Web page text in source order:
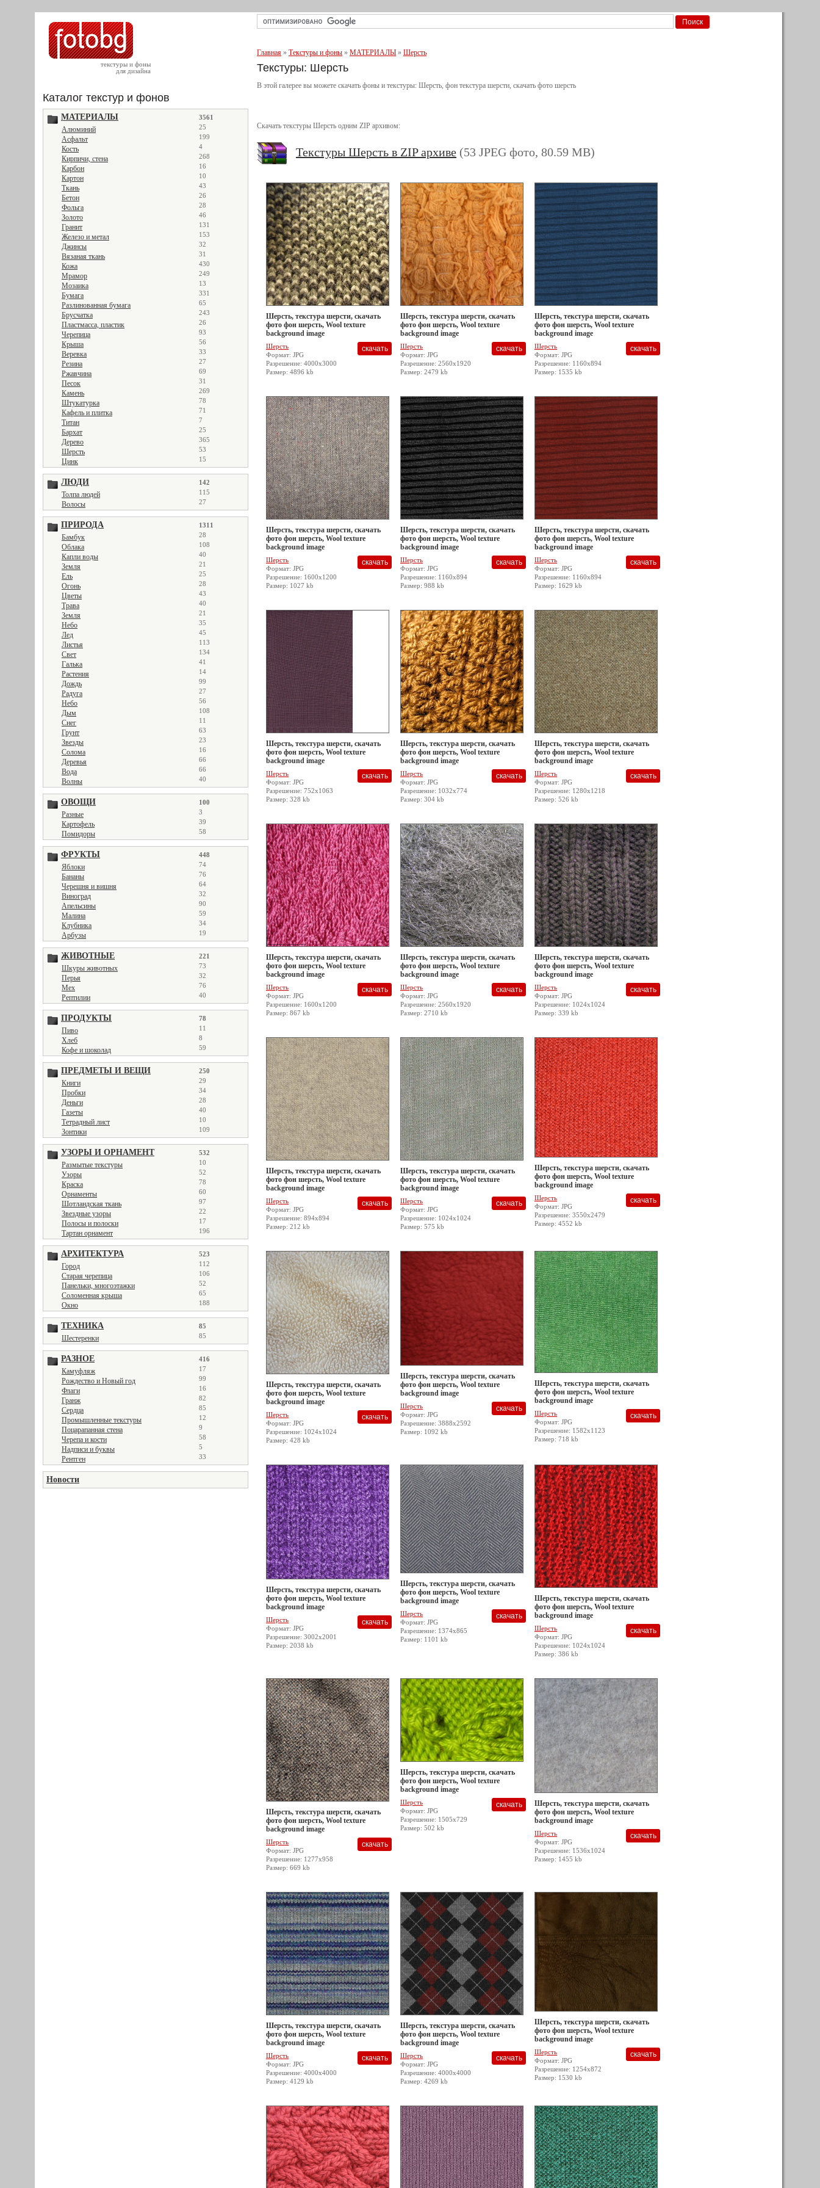
текстуры и фоны
для дизайна
Каталог текстур и фонов
МАТЕРИАЛЫ 3561
Алюминий 25
Асфальт 199
Кость 4
Кирпичи, стена 268
Карбон 16
Картон 10
Ткань 43
Бетон 26
Фольга 28
Золото 46
Гранит 131
Железо и метал 153
Джинсы 32
Вязаная ткань 31
Кожа 430
Мрамор 249
Мозаика 13
Бумага 331
Разлинованная бумага 65
Брусчатка 243
Пластмасса, пластик 26
Черепица 93
Крыша 56
Веревка 33
Резина 27
Ржавчина 69
Песок 31
Камень 269
Штукатурка 78
Кафель и плитка 71
Титан 7
Бархат 25
Дерево 365
Шерсть 53
Цинк 15
ЛЮДИ 142
Толпа людей 115
Волосы 27
ПРИРОДА 1311
Бамбук 28
Облака 108
Капли воды 40
Земля 21
Ель 25
Огонь 28
Цветы 43
Трава 40
Земля 21
Небо 35
Лед 45
Листья 113
Свет 134
Галька 41
Растения 14
Дождь 99
Радуга 27
Небо 56
Дым 108
Снег 11
Грунт 63
Звезды 23
Солома 16
Деревья 66
Вода 66
Волны 40
ОВОЩИ 100
Разные 3
Картофель 39
Помидоры 58
ФРУКТЫ 448
Яблоки 74
Бананы 76
Черешня и вишня 64
Виноград 32
Апельсины 90
Малина 59
Клубника 34
Арбузы 19
ЖИВОТНЫЕ 221
Шкуры животных 73
Перья 32
Мех 76
Рептилии 40
ПРОДУКТЫ 78
Пиво 11
Хлеб 8
Кофе и шоколад 59
ПРЕДМЕТЫ И ВЕЩИ 250
Книги 29
Пробки 34
Деньги 28
Газеты 40
Тетрадный лист 10
Зонтики 109
УЗОРЫ И ОРНАМЕНТ 532
Размытые текстуры 10
Узоры 52
Краска 78
Орнаменты 60
Шотландская ткань 97
Звездные узоры 22
Полосы и полоски 17
Тартан орнамент 196
АРХИТЕКТУРА 523
Город 112
Старая черепица 106
Панельки, многоэтажки 52
Соломенная крыша 65
Окно 188
ТЕХНИКА 85
Шестеренки 85
РАЗНОЕ 416
Камуфляж 17
Рождество и Новый год 99
Флаги 16
Гранж 82
Сердца 85
Промышленные текстуры 12
Поцарапанная стена 9
Черепа и кости 58
Надписи и буквы 5
Рентген 33
Новости
Главная » Текстуры и фоны » МАТЕРИАЛЫ » Шерсть
Текстуры: Шерсть
В этой галерее вы можете скачать фоны и текстуры: Шерсть, фон текстура шерсти, скачать фото шерсть
Скачать текстуры Шерсть одним ZIP архивом:
Текстуры Шерсть в ZIP архиве (53 JPEG фото, 80.59 MB)
Шерсть, текстура шерсти, скачать
фото фон шерсть, Wool texture
background image
Шерсть
Формат: JPG
Разрешение: 4000x3000
Размер: 4896 kb
Шерсть, текстура шерсти, скачать
фото фон шерсть, Wool texture
background image
Шерсть
Формат: JPG
Разрешение: 2560x1920
Размер: 2479 kb
Шерсть, текстура шерсти, скачать
фото фон шерсть, Wool texture
background image
Шерсть
Формат: JPG
Разрешение: 1160x894
Размер: 1535 kb
Шерсть, текстура шерсти, скачать
фото фон шерсть, Wool texture
background image
Шерсть
Формат: JPG
Разрешение: 1600x1200
Размер: 1027 kb
Шерсть, текстура шерсти, скачать
фото фон шерсть, Wool texture
background image
Шерсть
Формат: JPG
Разрешение: 1160x894
Размер: 988 kb
Шерсть, текстура шерсти, скачать
фото фон шерсть, Wool texture
background image
Шерсть
Формат: JPG
Разрешение: 1160x894
Размер: 1629 kb
Шерсть, текстура шерсти, скачать
фото фон шерсть, Wool texture
background image
Шерсть
Формат: JPG
Разрешение: 752x1063
Размер: 328 kb
Шерсть, текстура шерсти, скачать
фото фон шерсть, Wool texture
background image
Шерсть
Формат: JPG
Разрешение: 1032x774
Размер: 304 kb
Шерсть, текстура шерсти, скачать
фото фон шерсть, Wool texture
background image
Шерсть
Формат: JPG
Разрешение: 1280x1218
Размер: 526 kb
Шерсть, текстура шерсти, скачать
фото фон шерсть, Wool texture
background image
Шерсть
Формат: JPG
Разрешение: 1600x1200
Размер: 867 kb
Шерсть, текстура шерсти, скачать
фото фон шерсть, Wool texture
background image
Шерсть
Формат: JPG
Разрешение: 2560x1920
Размер: 2710 kb
Шерсть, текстура шерсти, скачать
фото фон шерсть, Wool texture
background image
Шерсть
Формат: JPG
Разрешение: 1024x1024
Размер: 339 kb
Шерсть, текстура шерсти, скачать
фото фон шерсть, Wool texture
background image
Шерсть
Формат: JPG
Разрешение: 894x894
Размер: 212 kb
Шерсть, текстура шерсти, скачать
фото фон шерсть, Wool texture
background image
Шерсть
Формат: JPG
Разрешение: 1024x1024
Размер: 575 kb
Шерсть, текстура шерсти, скачать
фото фон шерсть, Wool texture
background image
Шерсть
Формат: JPG
Разрешение: 3550x2479
Размер: 4552 kb
Шерсть, текстура шерсти, скачать
фото фон шерсть, Wool texture
background image
Шерсть
Формат: JPG
Разрешение: 1024x1024
Размер: 428 kb
Шерсть, текстура шерсти, скачать
фото фон шерсть, Wool texture
background image
Шерсть
Формат: JPG
Разрешение: 3888x2592
Размер: 1092 kb
Шерсть, текстура шерсти, скачать
фото фон шерсть, Wool texture
background image
Шерсть
Формат: JPG
Разрешение: 1582x1123
Размер: 718 kb
Шерсть, текстура шерсти, скачать
фото фон шерсть, Wool texture
background image
Шерсть
Формат: JPG
Разрешение: 3002x2001
Размер: 2038 kb
Шерсть, текстура шерсти, скачать
фото фон шерсть, Wool texture
background image
Шерсть
Формат: JPG
Разрешение: 1374x865
Размер: 1101 kb
Шерсть, текстура шерсти, скачать
фото фон шерсть, Wool texture
background image
Шерсть
Формат: JPG
Разрешение: 1024x1024
Размер: 386 kb
Шерсть, текстура шерсти, скачать
фото фон шерсть, Wool texture
background image
Шерсть
Формат: JPG
Разрешение: 1277x958
Размер: 669 kb
Шерсть, текстура шерсти, скачать
фото фон шерсть, Wool texture
background image
Шерсть
Формат: JPG
Разрешение: 1505x729
Размер: 502 kb
Шерсть, текстура шерсти, скачать
фото фон шерсть, Wool texture
background image
Шерсть
Формат: JPG
Разрешение: 1536x1024
Размер: 1455 kb
Шерсть, текстура шерсти, скачать
фото фон шерсть, Wool texture
background image
Шерсть
Формат: JPG
Разрешение: 4000x4000
Размер: 4129 kb
Шерсть, текстура шерсти, скачать
фото фон шерсть, Wool texture
background image
Шерсть
Формат: JPG
Разрешение: 4000x4000
Размер: 4269 kb
Шерсть, текстура шерсти, скачать
фото фон шерсть, Wool texture
background image
Шерсть
Формат: JPG
Разрешение: 1254x872
Размер: 1530 kb